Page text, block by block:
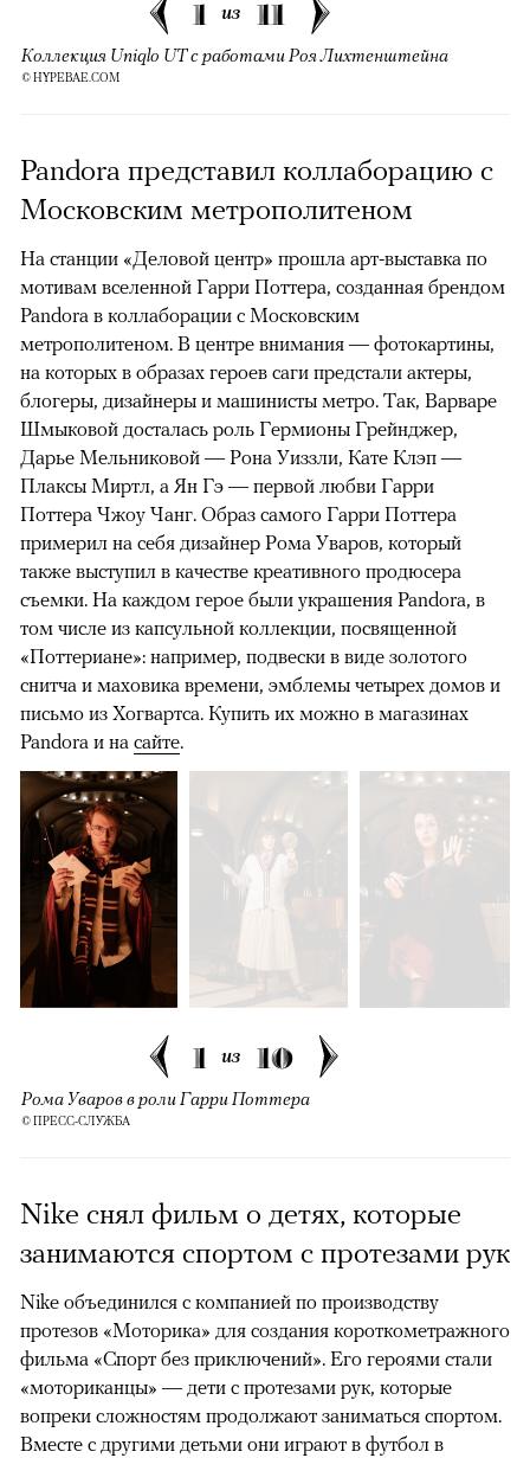
1 из 11
Коллекция Uniqlo UT с работами Роя Лихтенштейна
© HYPEBAE.COM
Pandora представил коллаборацию с
Московским метрополитеном
На станции «Деловой центр» прошла арт-выставка по
мотивам вселенной Гарри Поттера, созданная брендом
Pandora в коллаборации с Московским
метрополитеном. В центре внимания — фотокартины,
на которых в образах героев саги предстали актеры,
блогеры, дизайнеры и машинисты метро. Так, Варваре
Шмыковой досталась роль Гермионы Грейнджер,
Дарье Мельниковой — Рона Уиззли, Кате Клэп —
Плаксы Миртл, а Ян Гэ — первой любви Гарри
Поттера Чжоу Чанг. Образ самого Гарри Поттера
примерил на себя дизайнер Рома Уваров, который
также выступил в качестве креативного продюсера
съемки. На каждом герое были украшения Pandora, в
том числе из капсульной коллекции, посвященной
«Поттериане»: например, подвески в виде золотого
снитча и маховика времени, эмблемы четырех домов и
письмо из Хогвартса. Купить их можно в магазинах
Pandora и на сайте.
1 из 10
Рома Уваров в роли Гарри Поттера
© ПРЕСС-СЛУЖБА
Nike снял фильм о детях, которые
занимаются спортом с протезами рук
Nike объединился с компанией по производству
протезов «Моторика» для создания короткометражного
фильма «Спорт без приключений». Его героями стали
«моториканцы» — дети с протезами рук, которые
вопреки сложностям продолжают заниматься спортом.
Вместе с другими детьми они играют в футбол в